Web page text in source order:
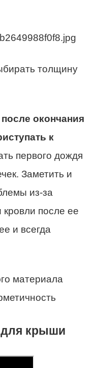
толщину
окончания
к
первого дождя
Заметить и
из-за
после ее
и всегда
материала
для крыши